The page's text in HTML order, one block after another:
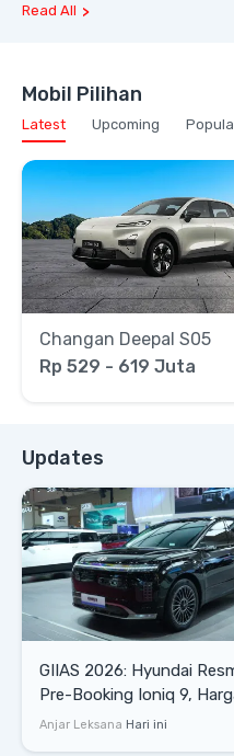
Read All
Mobil Pilihan
Latest Upcoming
Changan Deepal S05
Rp 529 - 619 Juta
Updates
GIIAS 2026: Hyundai
Pre-Booking Ioniq 9,
Rp1,49 Miliar
Anjar Leksana Hari ini